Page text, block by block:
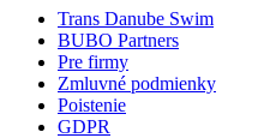
Trans Danube Swim
BUBO Partners
Pre firmy
Zmluvné podmienky
Poistenie
GDPR